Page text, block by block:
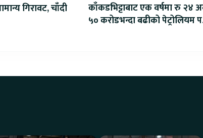
गिरावट, चाँदी
काँकडभिट्टाबाट एक वर्षमा रु २४
५० करोडभन्दा बढीको पेट्रोलियम